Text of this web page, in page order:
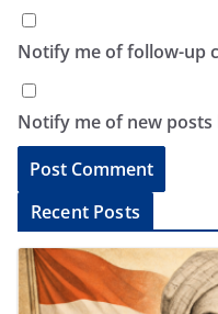
Notify me of follow-up
Notify me of new posts
l
Recent Posts